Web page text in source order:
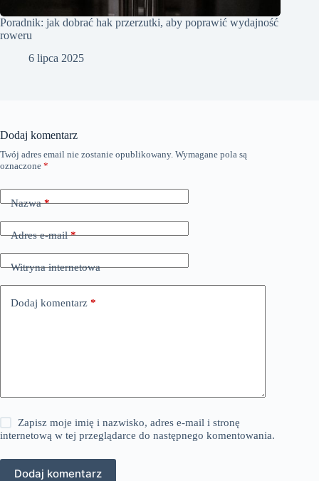
Poradnik: jak dobrać hak przerzutki, aby poprawić wydajność
roweru
6 lipca 2025
Dodaj komentarz
Twój adres email nie zostanie opublikowany. Wymagane pola są
oznaczone *
Nazwa*
Adres e-mail*
Witryna internetowa
Dodaj komentarz *
Zapisz moje imię i nazwisko, adres e-mail i stronę
internetową w tej przeglądarce do następnego komentowania.
Dodaj komentarz